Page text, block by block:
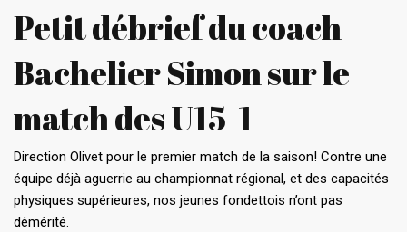
Petit débrief du coach
Bachelier Simon sur le
match des U15-1
Direction Olivet pour le premier match de la saison! Contre une
équipe déjà aguerrie au championnat régional, et des capacités
physiques supérieures, nos jeunes fondettois n’ont pas
démérité.